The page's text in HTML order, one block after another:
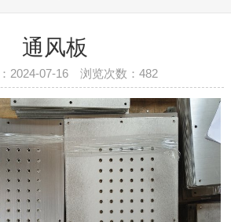
通风板
2024-07-16 浏览次数：482